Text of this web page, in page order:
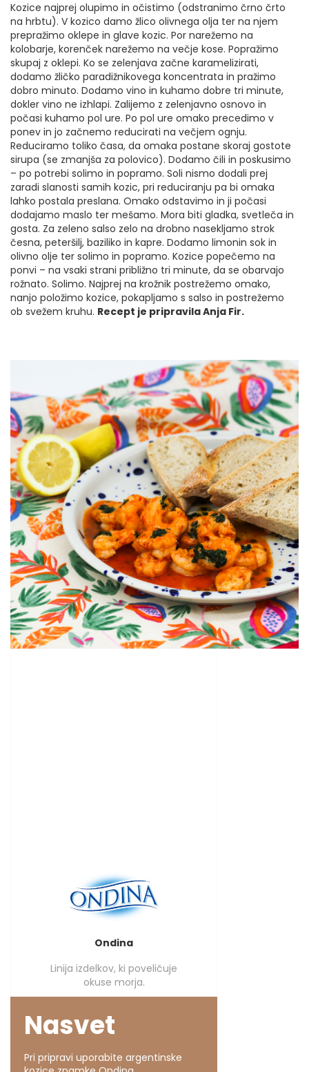
Kozice najprej olupimo in očistimo (odstranimo črno črto
na hrbtu). V kozico damo žlico olivnega olja ter na njem
prepražimo oklepe in glave kozic. Por narežemo na
kolobarje, korenček narežemo na večje kose. Popražimo
skupaj z oklepi. Ko se zelenjava začne karamelizirati,
dodamo žličko paradižnikovega koncentrata in pražimo
dobro minuto. Dodamo vino in kuhamo dobre tri minute,
dokler vino ne izhlapi. Zalijemo z zelenjavno osnovo in
počasi kuhamo pol ure. Po pol ure omako precedimo v
ponev in jo začnemo reducirati na večjem ognju.
Reduciramo toliko časa, da omaka postane skoraj gostote
sirupa (se zmanjša za polovico). Dodamo čili in poskusimo
– po potrebi solimo in popramo. Soli nismo dodali prej
zaradi slanosti samih kozic, pri reduciranju pa bi omaka
lahko postala preslana. Omako odstavimo in ji počasi
dodajamo maslo ter mešamo. Mora biti gladka, svetleča in
gosta. Za zeleno salso zelo na drobno nasekljamo strok
česna, peteršilj, baziliko in kapre. Dodamo limonin sok in
olivno olje ter solimo in popramo. Kozice popečemo na
ponvi – na vsaki strani približno tri minute, da se obarvajo
rožnato. Solimo. Najprej na krožnik postrežemo omako,
nanjo položimo kozice, pokapljamo s salso in postrežemo
ob svežem kruhu. Recept je pripravila Anja Fir.
Ondina
Linija izdelkov, ki poveličuje
okuse morja.
Nasvet
Pri pripravi uporabite argentinske